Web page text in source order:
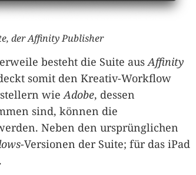
der Affinity Publisher
besteht die Suite ausAffinity
somit den Kreativ-Workflow
wieAdobe, dessen
sind, können die
Neben den ursprünglichen
-Versionen der Suite; für das iPad
.